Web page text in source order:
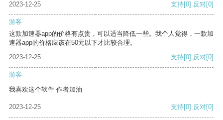
2023-12-25
支持[0] 反对[0]
游客
这款加速器app的价格有点贵，可以适当降低一些。我个人觉得，一款加
速器app的价格应该在50元以下才比较合理。
2023-12-25
支持[0] 反对[0]
游客
我喜欢这个软件 作者加油
2023-12-25 支持[0] 反对[0]